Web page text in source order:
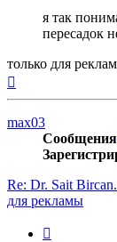
я так
пересадок
только для
max03
Re: Dr. Sait
для рекламы